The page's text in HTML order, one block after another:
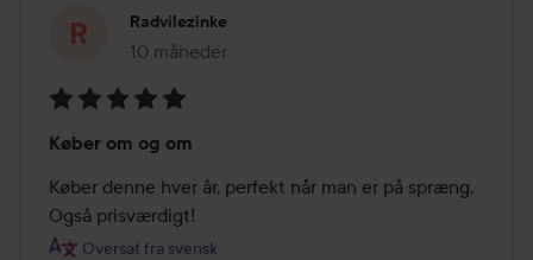
Radvilezinke
10 måneder
Posten blev oprettet 10 måneder
5
ud
af
5
Køber om og om
Køber denne hver år, perfekt når man er på spræng.
Også prisværdigt!
Oversat fra svensk